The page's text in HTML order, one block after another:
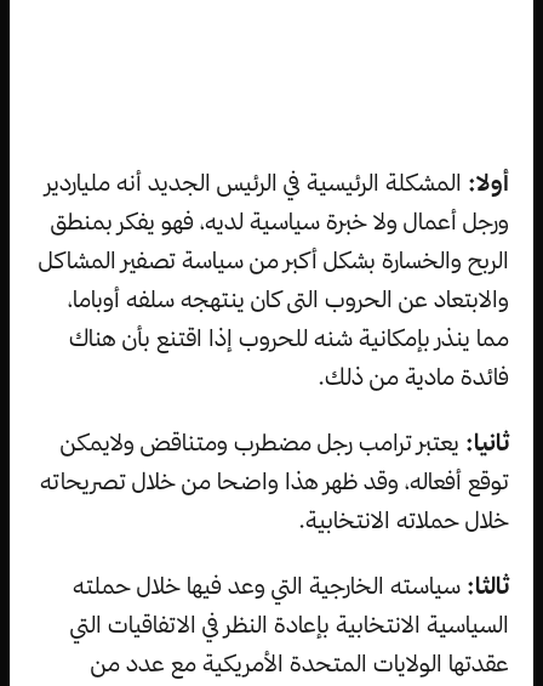
أولا: المشكلة الرئيسية في الرئيس الجديد أنه ملياردير
ورجل أعمال ولا خبرة سياسية لديه، فهو يفكر بمنطق
الربح والخسارة بشكل أكبر من سياسة تصفير المشاكل
والابتعاد عن الحروب التى كان ينتهجه سلفه أوباما،
مما ينذر بإمكانية شنه للحروب إذا اقتنع بأن هناك
فائدة مادية من ذلك.
ثانيا: يعتبر ترامب رجل مضطرب ومتناقض ولايمكن
توقع أفعاله، وقد ظهر هذا واضحا من خلال تصريحاته
خلال حملاته الانتخابية.
ثالثا: سياسته الخارجية التي وعد فيها خلال حملته
السياسية الانتخابية بإعادة النظر في الاتفاقيات التي
عقدتها الولايات المتحدة الأمريكية مع عدد من